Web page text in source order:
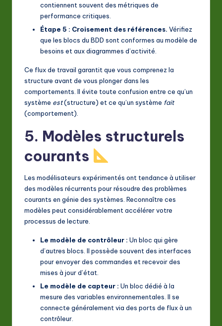
contiennent souvent des métriques de
performance critiques.
Étape 5 : Croisement des références. Vérifiez
que les blocs du BDD sont conformes au modèle de
besoins et aux diagrammes d’activité.
Ce flux de travail garantit que vous comprenez la
structure avant de vous plonger dans les
comportements. Il évite toute confusion entre ce qu’un
système est(structure) et ce qu’un système fait
(comportement).
5. Modèles structurels
courants
Les modélisateurs expérimentés ont tendance à utiliser
des modèles récurrents pour résoudre des problèmes
courants en génie des systèmes. Reconnaître ces
modèles peut considérablement accélérer votre
processus de lecture.
Le modèle de contrôleur : Un bloc qui gère
d’autres blocs. Il possède souvent des interfaces
pour envoyer des commandes et recevoir des
mises à jour d’état.
Le modèle de capteur : Un bloc dédié à la
mesure des variables environnementales. Il se
connecte généralement via des ports de flux à un
contrôleur.